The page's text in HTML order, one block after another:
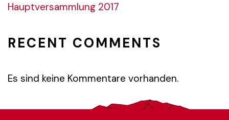
Hauptversammlung 2017
RECENT COMMENTS
Es sind keine Kommentare vorhanden.